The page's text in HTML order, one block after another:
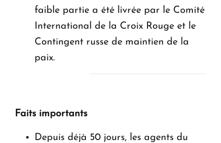
faible partie a été livrée par le Comité
International de la Croix Rouge et le
Contingent russe de maintien de la
paix.
Faits importants
Depuis déjà 50 jours, les agents du